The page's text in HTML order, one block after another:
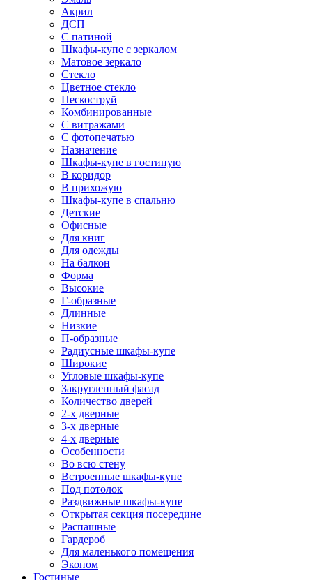
Акрил
ДСП
С патиной
Шкафы-купе с зеркалом
Матовое зеркало
Стекло
Цветное стекло
Пескоструй
Комбинированные
С витражами
С фотопечатью
Назначение
Шкафы-купе в гостиную
В коридор
В прихожую
Шкафы-купе в спальню
Детские
Офисные
Для книг
Для одежды
На балкон
Форма
Высокие
Г-образные
Длинные
Низкие
П-образные
Радиусные шкафы-купе
Широкие
Угловые шкафы-купе
Закругленный фасад
Количество дверей
2-х дверные
3-х дверные
4-х дверные
Особенности
Во всю стену
Встроенные шкафы-купе
Под потолок
Раздвижные шкафы-купе
Открытая секция посередине
Распашные
Гардероб
Для маленького помещения
Эконом
Гостиные